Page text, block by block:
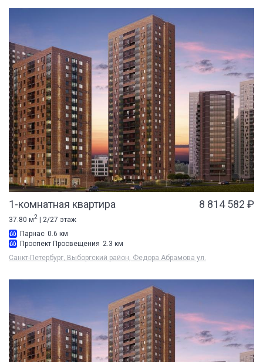
1-комнатная квартира 8 814 582 ₽
37.80 м2 | 2/27 этаж
Парнас 0.6 км
Проспект Просвещения 2.3 км
Санкт-Петербург, Выборгский район, Федора Абрамова ул.